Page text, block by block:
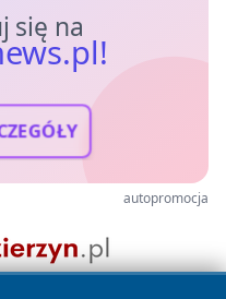
się na
autopromocja